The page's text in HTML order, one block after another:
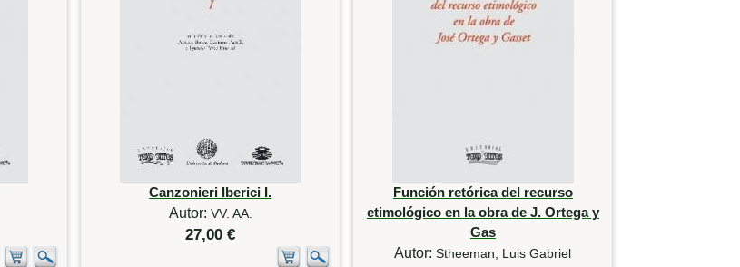
Canzonieri Iberici I.
Autor: VV. AA.
27,00 €
Función retórica del recurso
etimológico en la obra de J. Ortega y
Gas
Autor:Stheeman, Luis Gabriel